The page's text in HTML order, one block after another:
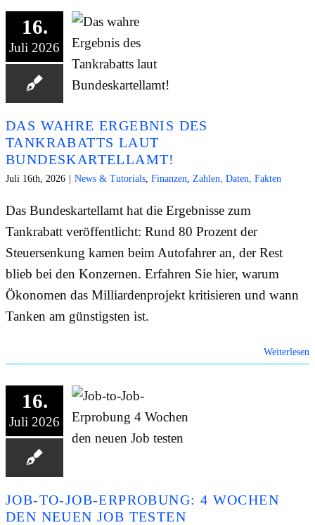
16.
Juli 2026
DAS WAHRE ERGEBNIS DES
TANKRABATTS LAUT
BUNDESKARTELLAMT!
Juli 16th, 2026 | News & Tutorials Finanzen Zahlen, Daten, Fakten
Das Bundeskartellamt hat die Ergebnisse zum
Tankrabatt veröffentlicht: Rund 80 Prozent der
Steuersenkung kamen beim Autofahrer an, der Rest
blieb bei den Konzernen. Erfahren Sie hier, warum
Ökonomen das Milliardenprojekt kritisieren und wann
Tanken am günstigsten ist.
Weiterlesen
16.
Juli 2026
JOB-TO-JOB-ERPROBUNG: 4 WOCHEN
DEN NEUEN JOB TESTEN